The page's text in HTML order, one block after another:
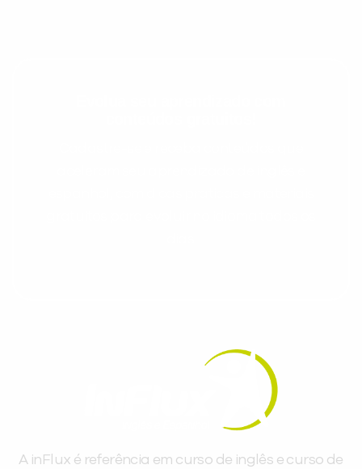
A inFlux é referência em curso de inglês e curso de